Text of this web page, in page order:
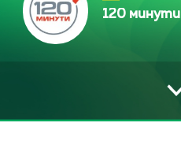
120 минути